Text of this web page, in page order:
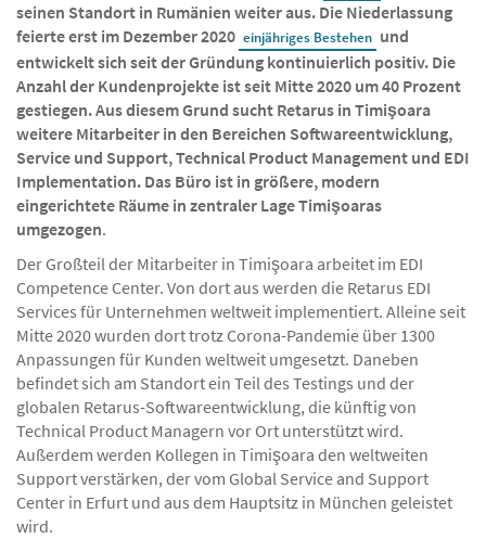
seinen Standort in Rumänien weiter aus. Die Niederlassung
feierte erst im Dezember 2020 einjähriges Bestehen und
entwickelt sich seit der Gründung kontinuierlich positiv. Die
Anzahl der Kundenprojekte ist seit Mitte 2020 um 40 Prozent
gestiegen. Aus diesem Grund sucht Retarus in Timişoara
weitere Mitarbeiter in den Bereichen Softwareentwicklung,
Service und Support, Technical Product Management und EDI
Implementation. Das Büro ist in größere, modern
eingerichtete Räume in zentraler Lage Timişoaras
umgezogen.
Der Großteil der Mitarbeiter in Timişoara arbeitet im EDI
Competence Center. Von dort aus werden die Retarus EDI
Services für Unternehmen weltweit implementiert. Alleine seit
Mitte 2020 wurden dort trotz Corona-Pandemie über 1300
Anpassungen für Kunden weltweit umgesetzt. Daneben
befindet sich am Standort ein Teil des Testings und der
globalen Retarus-Softwareentwicklung, die künftig von
Technical Product Managern vor Ort unterstützt wird.
Außerdem werden Kollegen in Timişoara den weltweiten
Support verstärken, der vom Global Service and Support
Center in Erfurt und aus dem Hauptsitz in München geleistet
wird.